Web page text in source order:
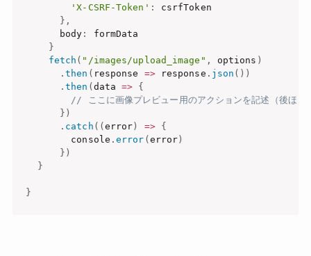
'X-CSRF-Token' :
csrfToken
} ,
      body
:
formData
}
fetch ( "/images/upload_image" , options )
.then ( response => response . json ( ) )
.then ( data => {
// ここに画像プレビュー用のアクションを記述（後ほど
} )
. catch ( ( error ) =>
{
        console
.error ( error )
} )
}
}